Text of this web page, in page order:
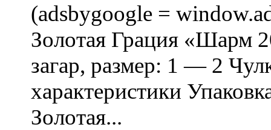
(adsbygoogle =
Золотая Грация «Шарм
загар, размер: 1 — 2
характеристики
Золотая...